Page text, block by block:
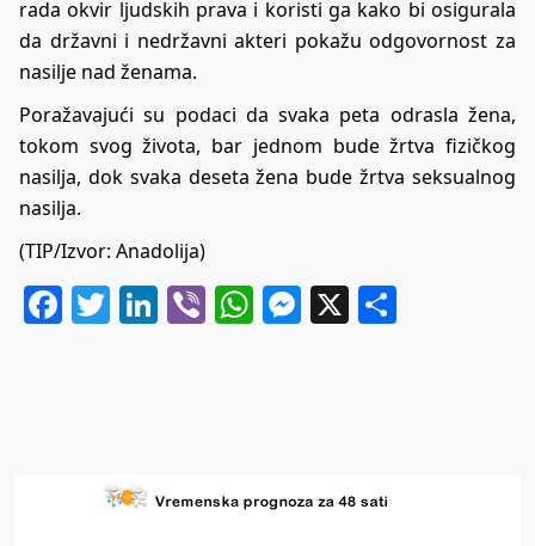
rada okvir ljudskih prava i koristi ga kako bi osigurala
da državni i nedržavni akteri pokažu odgovornost za
nasilje nad ženama.
Poražavajući su podaci da svaka peta odrasla žena,
tokom svog života, bar jednom bude žrtva fizičkog
nasilja, dok svaka deseta žena bude žrtva seksualnog
nasilja.
(TIP/Izvor: Anadolija)
Facebook
Twitter
LinkedIn
ViberWhatsApp
Messenger
X